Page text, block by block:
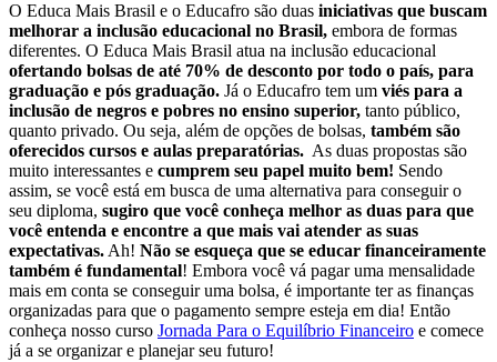
O Educa Mais Brasil e o Educafro são duas iniciativas que buscam
melhorar a inclusão educacional no Brasil, embora de formas
diferentes. O Educa Mais Brasil atua na inclusão educacional
ofertando bolsas de até 70% de desconto por todo o país, para
graduação e pós graduação. Já o Educafro tem um viés para a
inclusão de negros e pobres no ensino superior, tanto público,
quanto privado. Ou seja, além de opções de bolsas, também são
oferecidos cursos e aulas preparatórias. As duas propostas são
muito interessantes e cumprem seu papel muito bem! Sendo
assim, se você está em busca de uma alternativa para conseguir o
seu diploma, sugiro que você conheça melhor as duas para que
você entenda e encontre a que mais vai atender as suas
expectativas. Ah! Não se esqueça que se educar financeiramente
também é fundamental! Embora você vá pagar uma mensalidade
mais em conta se conseguir uma bolsa, é importante ter as finanças
organizadas para que o pagamento sempre esteja em dia! Então
conheça nosso curso Jornada Para o Equilíbrio Financeiro e comece
já a se organizar e planejar seu futuro!